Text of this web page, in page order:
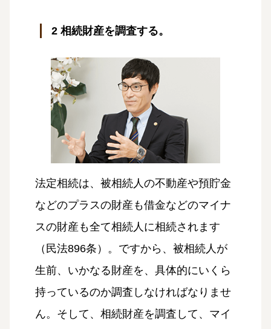
2 相続財産を調査する。
法定相続は、被相続人の不動産や預貯金
などのプラスの財産も借金などのマイナ
スの財産も全て相続人に相続されます
（民法896条）。ですから、被相続人が
生前、いかなる財産を、具体的にいくら
持っているのか調査しなければなりませ
ん。そして、相続財産を調査して、マイ